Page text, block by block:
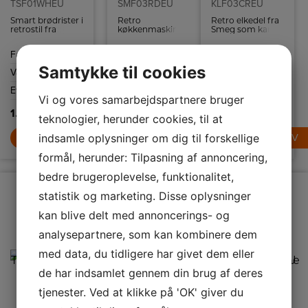
TSF01WHEU
Smart brødrister i
retrostil fra
Brødristeren har
6
ristningsindstillinger
og high-lift
Farve
Vægt
2,4 kg
Effekt
1.489,-
LÆG I KURV
SMF03RDEU
Retro
køkkenmaskine
hastighedsindstillinger
sikkerhedsstop.
Vægt
9,1 kg
4.989,-
LÆG I KURV
KLF03CREU
Retro elkedel fra
Smeg som kan
og har
1.489,-
LÆG I KURV
Samtykke til cookies
Vi og vores samarbejdspartnere bruger
teknologier, herunder cookies, til at
indsamle oplysninger om dig til forskellige
formål, herunder: Tilpasning af annoncering,
bedre brugeroplevelse, funktionalitet,
statistik og marketing. Disse oplysninger
kan blive delt med annoncerings- og
analysepartnere, som kan kombinere dem
med data, du tidligere har givet dem eller
de har indsamlet gennem din brug af deres
tjenester. Ved at klikke på 'OK' giver du